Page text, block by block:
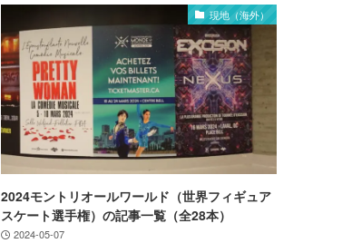
現地（海外）
2024モントリオールワールド（世界フィギュア
スケート選手権）の記事一覧（全28本）
2024-05-07